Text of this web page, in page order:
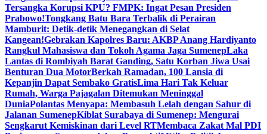
Tersangka Korupsi KPU? FMPK: Ingat Pesan Presiden
Prabowo!Tongkang Batu Bara Terbalik di Perairan
Mamburit: Detik-detik Menegangkan di Selat
Kangean!Gebrakan Kapolres Baru: AKBP Anang Hardiyanto
Rangkul Mahasiswa dan Tokoh Agama Jaga SumenepLaka
Lantas di Rombiyah Barat Ganding, Satu Korban Jiwa Usai
Benturan Dua MotorBerkah Ramadan, 100 Lansia di
Kepanjin Dapat Sembako GratisLima Hari Tak Keluar
Rumah, Warga Pajagalan Ditemukan Meninggal
DuniaPolantas Menyapa: Membasuh Lelah dengan Sahur di
Jalanan SumenepKiblat Surabaya di Sumenep: Mengurai
Sengkarut Kemiskinan dari Level RTMembaca Zakat Mal PDI